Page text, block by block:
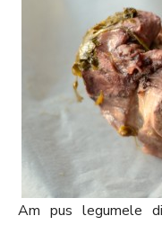
Am pus legumele